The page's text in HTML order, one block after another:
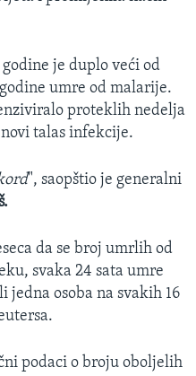
je duplo veći od
umre od malarije.
proteklih nedelja
talas infekcije.
", saopštio je generalni
da se broj umrlih od
svaka 24 sata umre
osoba na svakih 16
podaci o broju oboljelih